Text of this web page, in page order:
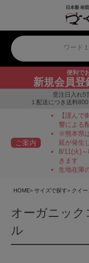
便利で
新規会員
受注日入れ5
１配送につき送料
ご案内
【謹ん
響による
※熊本県
延が発生
8/11(火)
きます
生地在庫
HOME サイズで探す クイ
オーガニック
ル